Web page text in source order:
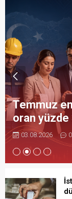
Temmuz
oran
03.08.2026 0